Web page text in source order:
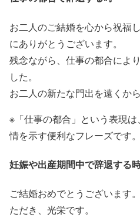
お二人のご結婚を心から祝福
にありがとうございます。
残念ながら、仕事の都合によ
した。
お二人の新たな門出を遠くか
※「仕事の都合」という表現
情を示す便利なフレーズです。
妊娠や出産期間中で辞退する
ご結婚おめでとうございます
ただき、光栄です。